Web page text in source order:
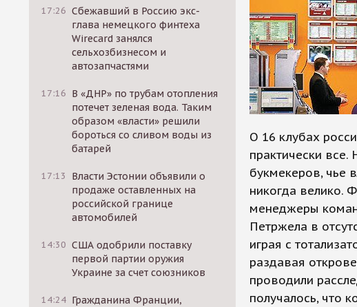
17:26 Сбежавший в Россию экс-
глава немецкого финтеха
Wirecard занялся
сельхозбизнесом и
автозапчастями
17:16 В «ДНР» по трубам отопления
потечет зеленая вода. Таким
образом «власти» решили
бороться со сливом воды из
батарей
17:13
Власти Эстонии объявили о
продаже оставленных на
российской границе
автомобилей
14:30 США одобрили поставку
первой партии оружия
Украине за счет союзников
14:24 Гражданина Франции,
О 16 клубах
практически
букмекеров, чье
никогда велико.
менеджеры
Петржела в
играя с
раздавая
проводили
получалось, что